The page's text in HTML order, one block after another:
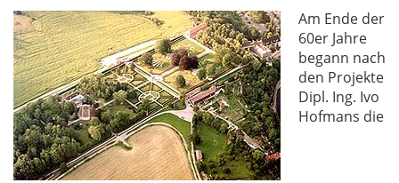
Am Ende der
60er Jahre
begann nach
den Projekte
Dipl. Ing. Ivo
Hofmans die